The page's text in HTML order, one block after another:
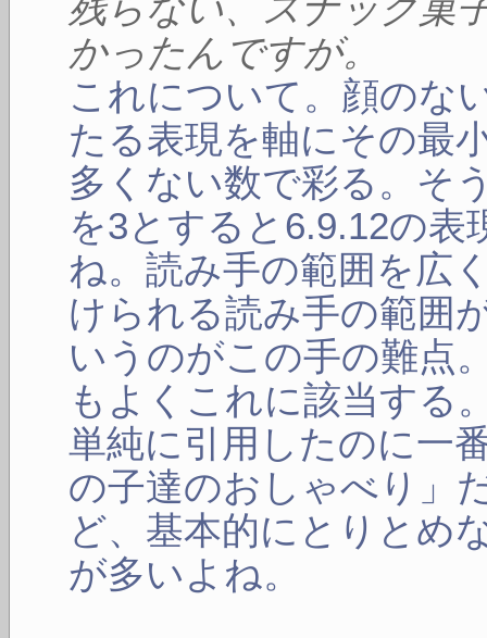
かったんですが。
これについて。顔のな
たる表現を軸にその最
多くない数で彩る。そ
を3とすると6.9.12の
ね。読み手の範囲を広
けられる読み手の範囲
いうのがこの手の難点
もよくこれに該当する
単純に引用したのに一
の子達のおしゃべり」
ど、基本的にとりとめ
が多いよね。